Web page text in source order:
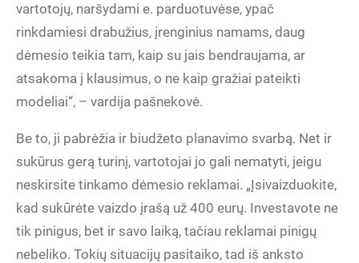
vartotojų, naršydami e. parduotuvėse, ypač
rinkdamiesi drabužius, įrenginius namams, daug
dėmesio teikia tam, kaip su jais bendraujama, ar
atsakoma į klausimus, o ne kaip gražiai pateikti
modeliai“, – vardija pašnekovė.
Be to, ji pabrėžia ir biudžeto planavimo svarbą. Net ir
sukūrus gerą turinį, vartotojai jo gali nematyti, jeigu
neskirsite tinkamo dėmesio reklamai. „Įsivaizduokite,
kad sukūrėte vaizdo įrašą už 400 eurų. Investavote ne
tik pinigus, bet ir savo laiką, tačiau reklamai pinigų
nebeliko. Tokių situacijų pasitaiko, tad iš anksto